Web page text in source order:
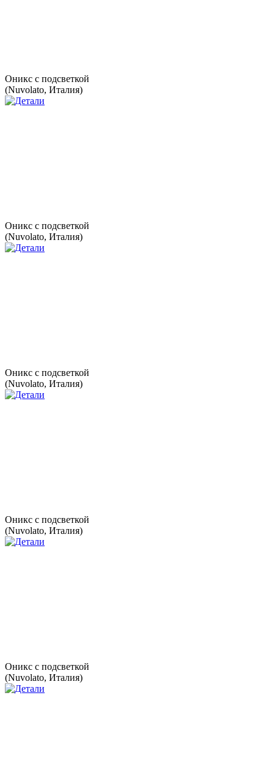
Оникс с подсветкой
(Nuvolato, Италия)
Оникс с подсветкой
(Nuvolato, Италия)
Оникс с подсветкой
(Nuvolato, Италия)
Оникс с подсветкой
(Nuvolato, Италия)
Оникс с подсветкой
(Nuvolato, Италия)